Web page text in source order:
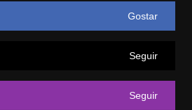
Gostar
Seguir
Seguir